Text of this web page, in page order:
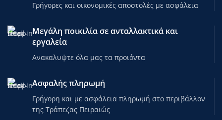
Γρήγορες και οικονομικές αποστολές με ασφάλεια
Μεγάλη ποικιλία σε ανταλλακτικά και
εργαλεία
Ανακαλυψτε όλα μας τα προιόντα
Ασφαλής πληρωμή
Γρήγορη και με ασφάλεια πληρωμή στο περιβάλλον
της Τράπεζας Πειραιώς